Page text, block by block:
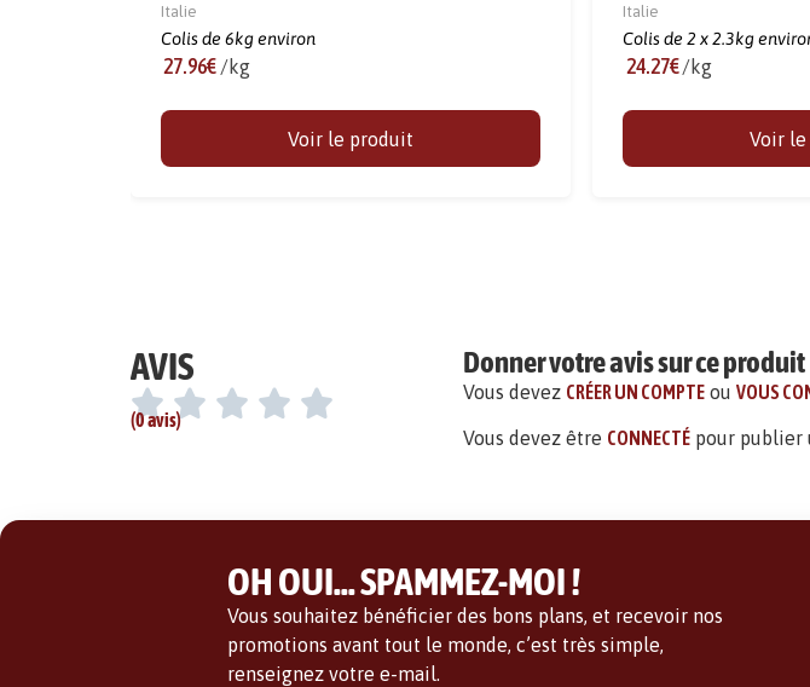
Italie
Colis de 6kg environ
27.96€ /kg
Voir le produit
Italie
Colis de 2 x 2.3kg
24.27€/kg
Voir
AVIS
(0 avis)
Donner votre avis sur ce produit
Vous devez CRÉER UN COMPTEou VOUS
Vous devez être CONNECTÉpour publier
OH OUI... SPAMMEZ-MOI !
Vous souhaitez bénéficier des bons plans, et recevoir nos
promotions avant tout le monde, c’est très simple,
renseignez votre e-mail.